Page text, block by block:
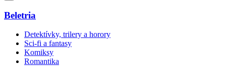
Beletria
Detektívky, trilery a horory
Sci-fi a fantasy
Komiksy
Romantika